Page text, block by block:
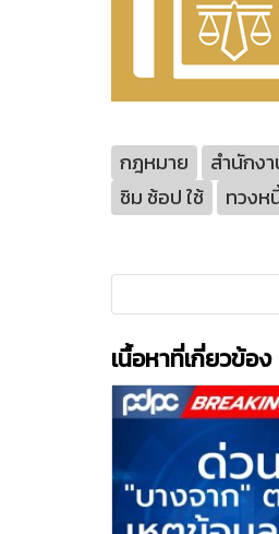
กฎหมาย สำนักง
ชิม ช้อป ใช้
ทวงห
เนื้อหาที่เกี่ยวข้อง